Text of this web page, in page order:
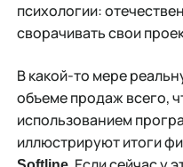
психологии:
сворачивать свои
В какой-то мере
объеме продаж всего,
использованием
иллюстрируют итоги